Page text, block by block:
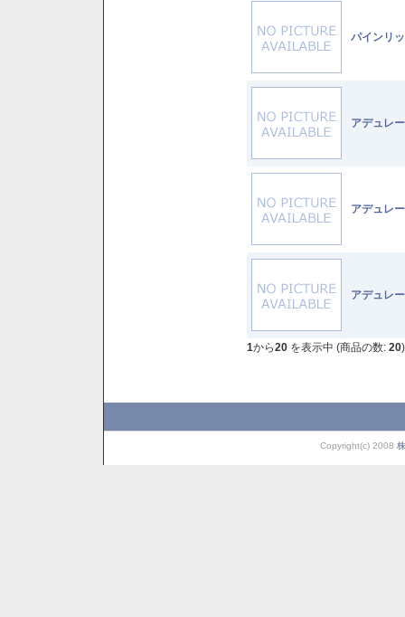
パインリ
アデュレ
アデュレ
アデュレ
1から20 を表示中 (商品の数: 20)
Copyright(c) 2008